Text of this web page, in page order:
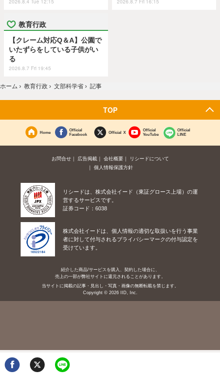
2026.8.4 Tue 12:15 2026.8.7 Fri 16:15
教育行政
【クレーム対応Q＆A】公園で
いたずらをしている子供がい
る
2026.8.7 Fri 19:45
ホーム › 教育行政 › 文部科学省 › 記事
TOP
Home
Official
Facebook
Official X
Official
YouTube
Official
LINE
お問合せ 広告掲載 会社概要
リシードについて
個人情報保護方針
リシードは、株式会社イード（東証グロース上場）の運
営するサービスです。
証券コード：6038
株式会社イードは、個人情報の適切な取扱いを行う事業
者に対して付与されるプライバシーマークの付与認定を
受けています。
紹介した商品/サービスを購入、契約した場合に、
売上の一部が弊社サイトに還元されることがあります。
当サイトに掲載の記事・見出し・写真・画像の無断転載を禁じます。
Copyright © 2026 IID, Inc.